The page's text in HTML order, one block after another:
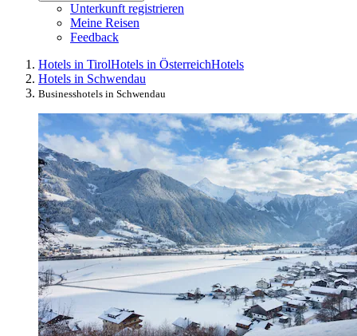
Unterkunft registrieren
Meine Reisen
Feedback
Hotels in TirolHotels in ÖsterreichHotels
Hotels in Schwendau
Businesshotels in Schwendau